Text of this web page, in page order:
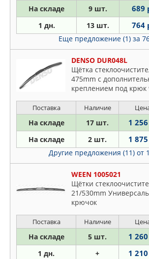
На складе 9 шт. 689
1 дн. 13 шт. 764
Еще предложение (1) за
DENSO DUR048L
Щётка
475mm c
креплением под крюк
Поставка Наличие
На складе 17 шт. 1
На складе 2 шт. 1
Другие предложения (11) от
WEEN 1005021
Щётки
21/530mm
крючок
Поставка Наличие
На складе 5 шт. 1
1 дн. + 1